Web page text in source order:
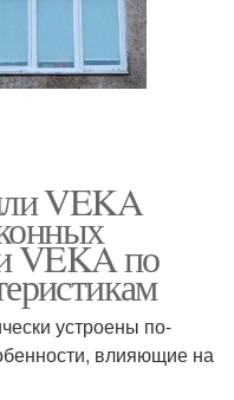
VEKA
VEKA по
устроены по-
влияющие на